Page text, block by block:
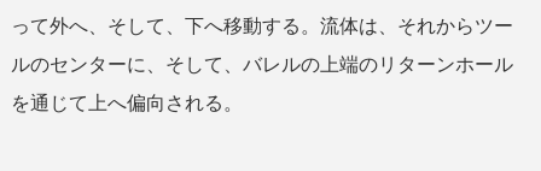
って外へ、そして、下へ移動する。流体は、それからツー
ルのセンターに、そして、バレルの上端のリターンホール
を通じて上へ偏向される。